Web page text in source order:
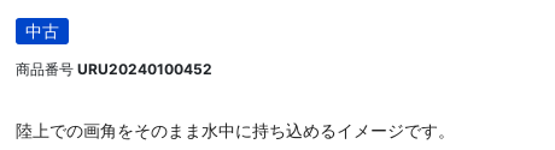
中古
商品番号 URU20240100452
陸上での画角をそのまま水中に持ち込めるイメージです。